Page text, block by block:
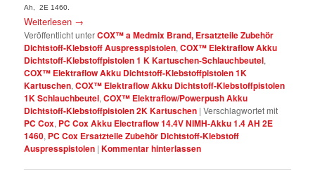
Ah, 2E 1460.
Weiterlesen →
Veröffentlicht unterCOX™ a Medmix Brand, Ersatzteile Zubehör
Dichtstoff-Klebstoff Auspresspistolen,COX™ Elektraflow Akku
Dichtstoff-Klebstoffpistolen 1 K Kartuschen-Schlauchbeutel,
COX™ Elektraflow Akku Dichtstoff-Klebstoffpistolen 1K
Kartuschen,COX™ Elektraflow Akku Dichtstoff-Klebstoffpistolen
1K Schlauchbeutel,COX™ Elektraflow/Powerpush Akku
Dichtstoff-Klebstoffpistolen 2K Kartuschen |Verschlagwortet mit
PC Cox, PC Cox Akku Electraflow 14.4V NIMH-Akku 1.4 AH 2E
1460, PC Cox Ersatzteile Zubehör Dichtstoff-Klebstoff
Auspresspistolen |Kommentar hinterlassen